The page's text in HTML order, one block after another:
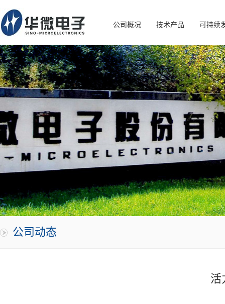
公司概况 技术产品 可持续
公司动态
活